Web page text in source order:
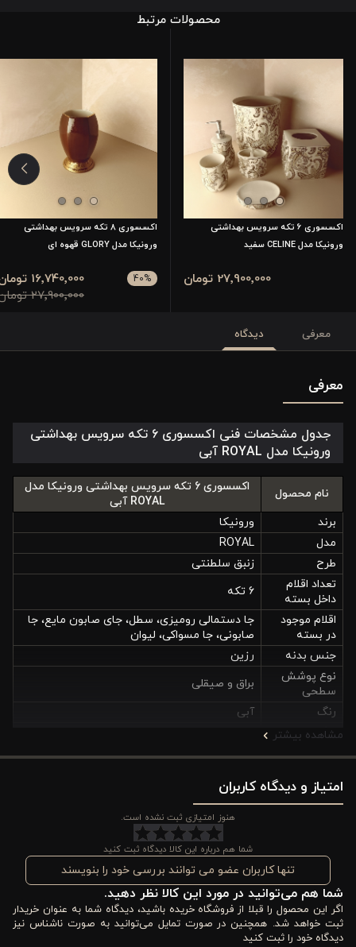
محصولات مرتبط
اکسسوری 6 تکه سرویس بهداشتی
ورونیکا مدل CELINE سفید
27٬900٬000 تومان
اکسسوری 8 تکه سرویس بهداشتی
ورونیکا مدل GLORY قهوه ای
40%
27٬900٬000 تومان
16٬740٬000 تومان
معرفی دیدگاه
معرفی
جدول مشخصات فنی اکسسوری ۶ تکه سرویس بهداشتی
ورونیکا مدل ROYAL آبی
نام محصول
اکسسوری 6 تکه سرویس بهداشتی ورونیکا مدل
ROYAL آبی
برند
ورونیکا
مدل
ROYAL
طرح
زنبق سلطنتی
تعداد اقلام
داخل بسته
6 تکه
اقلام موجود
در بسته
جا دستمالی رومیزی، سطل، جای صابون مایع، جا
صابونی، جا مسواکی، لیوان
جنس بدنه
رزین
نوع پوشش
سطحی
براق و صیقلی
رنگ
آبی
رنگ‌بندی
برابر رطوبت
قابلیت
برابر ضربه
شکستنی
وزن تقریبی
بسته
7.500 کیلوگرم
نوع
بسته‌بندی
بسته‌بندی شکیل جعبه‌ای
مشاهده بیشتر
امتیاز و دیدگاه کاربران
هنوز امتیازی ثبت نشده است.
شما هم درباره این کالا دیدگاه ثبت کنید
تنها کاربران عضو می توانند بررسی خود را بنویسند
شما هم می‌توانید در مورد این کالا نظر دهید.
اگر این محصول را قبلا از فروشگاه خریده باشید، دیدگاه شما به عنوان خریدار
ثبت خواهد شد. همچنین در صورت تمایل می‌توانید به صورت ناشناس نیز
دیدگاه خود را ثبت کنید